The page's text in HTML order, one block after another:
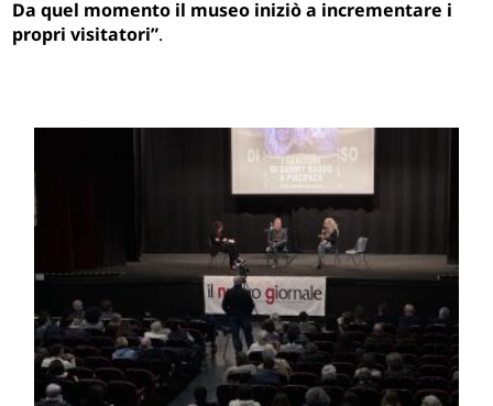
Da quel momento il museo iniziò a incrementare i
propri visitatori”.